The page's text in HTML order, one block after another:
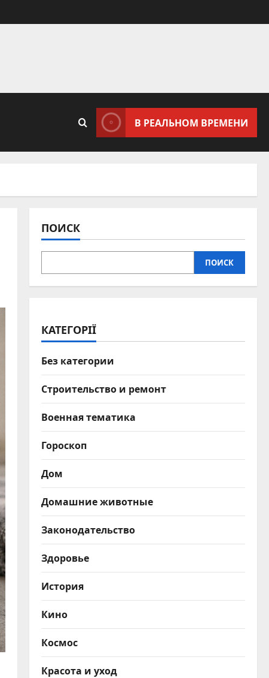
В РЕАЛЬНОМ ВРЕМЕНИ
ПОИСК
ПОИСК
КАТЕГОРІЇ
Без категории
Строительство и ремонт
Военная тематика
Гороскоп
Дом
Домашние животные
Законодательство
Здоровье
История
Кино
Космос
Красота и уход